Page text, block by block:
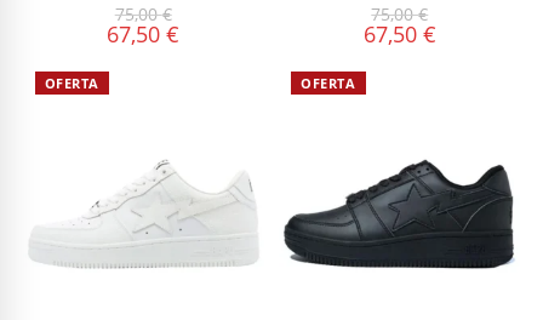
75,00€
67,50€
75,00€
67,50 €
OFERTA OFERTA